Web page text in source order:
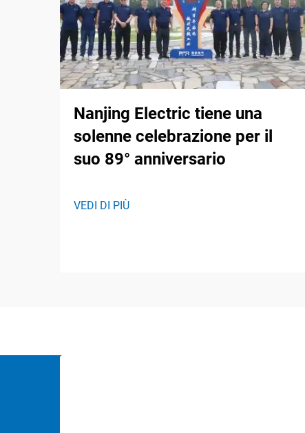
Nanjing Electric tiene una
solenne celebrazione per il
suo 89° anniversario
VEDI DI PIÙ